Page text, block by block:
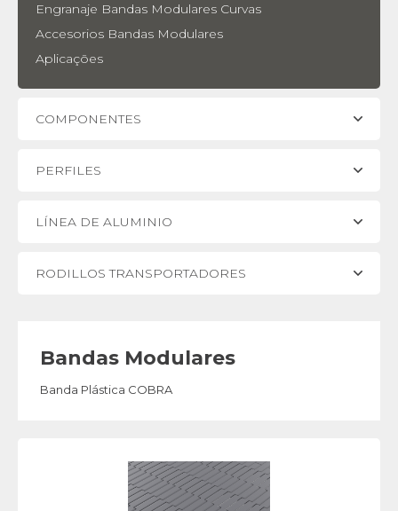
Engranaje Bandas Modulares Curvas
Accesorios Bandas Modulares
Aplicações
COMPONENTES
PERFILES
LÍNEA DE ALUMINIO
RODILLOS TRANSPORTADORES
Bandas Modulares
Banda Plástica COBRA